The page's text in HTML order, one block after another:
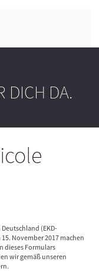
DICH DA.
(EKD-
November 2017 machen
dieses Formulars
wir gemäß unseren